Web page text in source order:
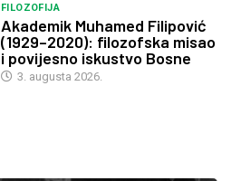
FILOZOFIJA
Akademik Muhamed Filipović
(1929–2020): filozofska misao
i povijesno iskustvo Bosne
3. augusta 2026.